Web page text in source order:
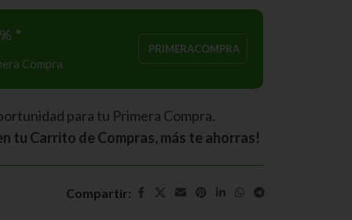
*
Compra
PRIMERACOMPRA
para tu Primera Compra.
tu Carrito de Compras, más te ahorras!
Compartir: